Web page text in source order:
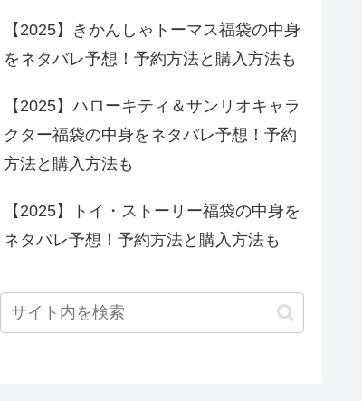
【2025】きかんしゃトーマス福袋の中身
をネタバレ予想！予約方法と購入方法も
【2025】ハローキティ＆サンリオキャラ
クター福袋の中身をネタバレ予想！予約
方法と購入方法も
【2025】トイ・ストーリー福袋の中身を
ネタバレ予想！予約方法と購入方法も